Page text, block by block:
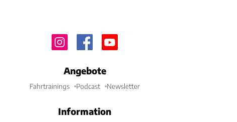
Angebote
Fahrtrainings Podcast Newsletter
Information